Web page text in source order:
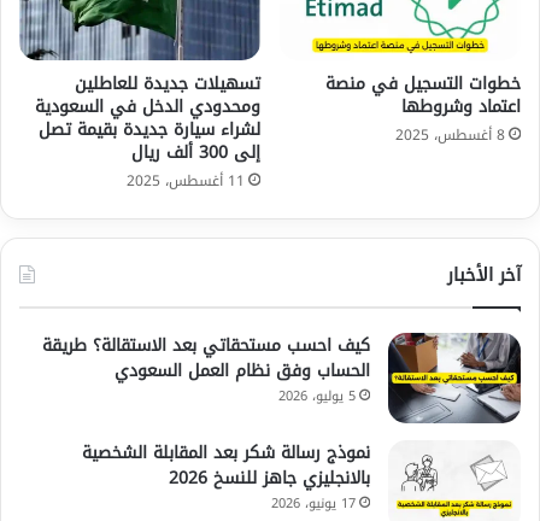
خطوات التسجيل في منصة
اعتماد وشروطها
8 أغسطس، 2025
تسهيلات جديدة للعاطلين
ومحدودي الدخل في السعودية
لشراء سيارة جديدة بقيمة تصل
إلى 300 ألف ريال
11 أغسطس، 2025
آخر الأخبار
كيف احسب مستحقاتي بعد الاستقالة؟ طريقة
الحساب وفق نظام العمل السعودي
5 يوليو، 2026
نموذج رسالة شكر بعد المقابلة الشخصية
بالانجليزي جاهز للنسخ 2026
17 يونيو، 2026